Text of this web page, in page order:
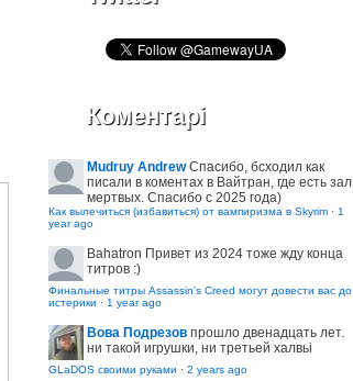
Коментарі
Mudruy Andrew Спасибо, бсходил как
писали в коментах в Вайтран, где есть зал
мертвых. Спасибо с 2025 года)
Как вылечиться (избавиться) от вампиризма в Skyrim · 1
year ago
Bahatron Привет из 2024 тоже жду конца
титров :)
Финальные титры Assassin’s Creed могут довести вас до
истерики · 1 year ago
Вова Подрезов прошло двенадцать лет.
ни такой игрушки, ни третьей халвьі
GLaDOS своими руками · 2 years ago